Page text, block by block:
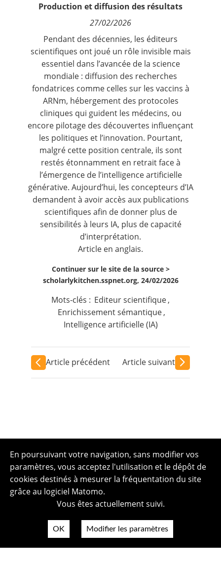
Production et diffusion des résultats
27/02/2026
Pendant des décennies, les éditeurs
scientifiques ont joué un rôle invisible mais
essentiel dans l’avancée de la science
mondiale : diffusion des recherches
fondatrices comme celles sur les vaccins à
ARNm, hébergement des protocoles
cliniques qui guident les médecins, ou
encore pilotage des découvertes influençant
les politiques et l’innovation. Pourtant,
malgré cette position centrale, ils sont
restés étonnamment en retrait face à
l’émergence de l’intelligence artificielle
générative. Aujourd’hui, les concepteurs d’IA
demandent à avoir accès aux publications
scientifiques afin de donner plus de
sensibilités à leurs IA, plus de capacité
d’interprétation.
Article en anglais.
Continuer sur le site de la source >
scholarlykitchen.sspnet.org, 24/02/2026
Mots-clés : Editeur scientifique,
Enrichissement sémantique ,
Intelligence artificielle (IA)
Article précédent Article suivant
En poursuivant votre navigation, sans modifier vos
paramètres, vous acceptez l'utilisation et le dépôt de
cookies destinés à mesurer la fréquentation du site
grâce au logiciel Matomo.
Vous êtes actuellement suivi.
OK Modifier les paramètres